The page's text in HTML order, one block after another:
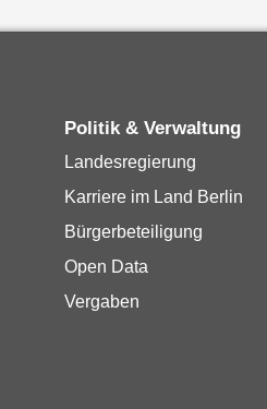
Politik & Verwaltung
Landesregierung
Karriere im Land Berlin
Bürgerbeteiligung
Open Data
Vergaben